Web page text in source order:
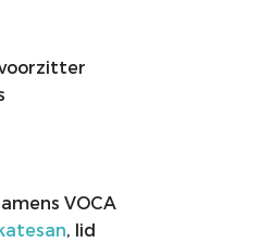
VOCA
, lid